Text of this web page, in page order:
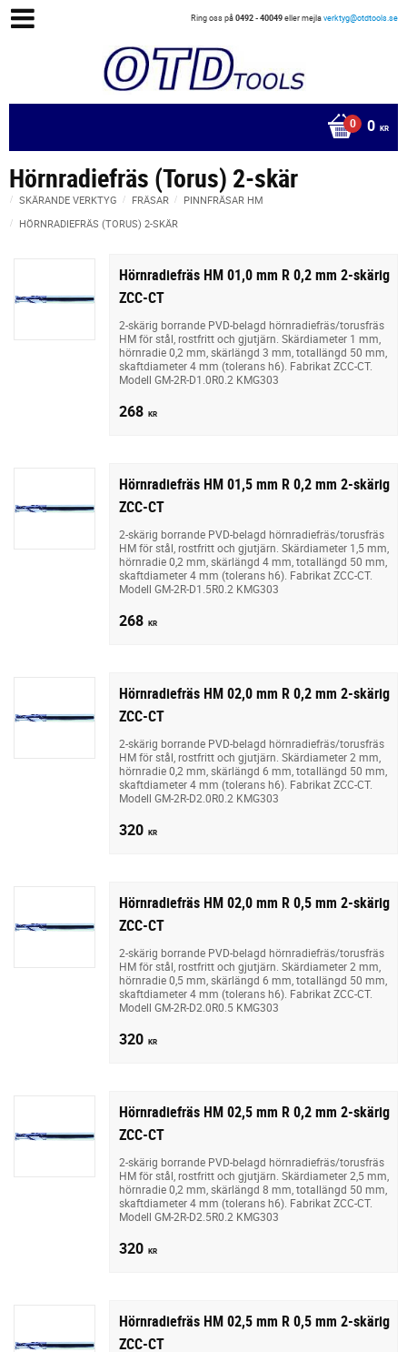
Ring oss på0492 - 40049eller mejlaverktyg@otdtools.se
0 KR
Hörnradiefräs (Torus) 2-skär
SKÄRANDE VERKTYG FRÄSAR
PINNFRÄSAR HM
HÖRNRADIEFRÄS (TORUS) 2-SKÄR
Hörnradiefräs HM 01,0 mm R 0,2 mm 2-skärig
ZCC-CT
2-skärig borrande PVD-belagd hörnradiefräs/torusfräs
HM för stål, rostfritt och gjutjärn. Skärdiameter 1 mm,
hörnradie 0,2 mm, skärlängd 3 mm, totallängd 50 mm,
skaftdiameter 4 mm (tolerans h6). Fabrikat ZCC-CT.
Modell GM-2R-D1.0R0.2 KMG303
268 KR
Hörnradiefräs HM 01,5 mm R 0,2 mm 2-skärig
ZCC-CT
2-skärig borrande PVD-belagd hörnradiefräs/torusfräs
HM för stål, rostfritt och gjutjärn. Skärdiameter 1,5 mm,
hörnradie 0,2 mm, skärlängd 4 mm, totallängd 50 mm,
skaftdiameter 4 mm (tolerans h6). Fabrikat ZCC-CT.
Modell GM-2R-D1.5R0.2 KMG303
268 KR
Hörnradiefräs HM 02,0 mm R 0,2 mm 2-skärig
ZCC-CT
2-skärig borrande PVD-belagd hörnradiefräs/torusfräs
HM för stål, rostfritt och gjutjärn. Skärdiameter 2 mm,
hörnradie 0,2 mm, skärlängd 6 mm, totallängd 50 mm,
skaftdiameter 4 mm (tolerans h6). Fabrikat ZCC-CT.
Modell GM-2R-D2.0R0.2 KMG303
320 KR
Hörnradiefräs HM 02,0 mm R 0,5 mm 2-skärig
ZCC-CT
2-skärig borrande PVD-belagd hörnradiefräs/torusfräs
HM för stål, rostfritt och gjutjärn. Skärdiameter 2 mm,
hörnradie 0,5 mm, skärlängd 6 mm, totallängd 50 mm,
skaftdiameter 4 mm (tolerans h6). Fabrikat ZCC-CT.
Modell GM-2R-D2.0R0.5 KMG303
320 KR
Hörnradiefräs HM 02,5 mm R 0,2 mm 2-skärig
ZCC-CT
2-skärig borrande PVD-belagd hörnradiefräs/torusfräs
HM för stål, rostfritt och gjutjärn. Skärdiameter 2,5 mm,
hörnradie 0,2 mm, skärlängd 8 mm, totallängd 50 mm,
skaftdiameter 4 mm (tolerans h6). Fabrikat ZCC-CT.
Modell GM-2R-D2.5R0.2 KMG303
320 KR
Hörnradiefräs HM 02,5 mm R 0,5 mm 2-skärig
ZCC-CT